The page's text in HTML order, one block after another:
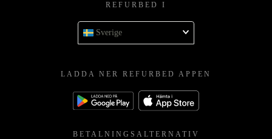
REFURBED I
Sverige
LADDA NER REFURBED APPEN
BETALNINGSALTERNATIV